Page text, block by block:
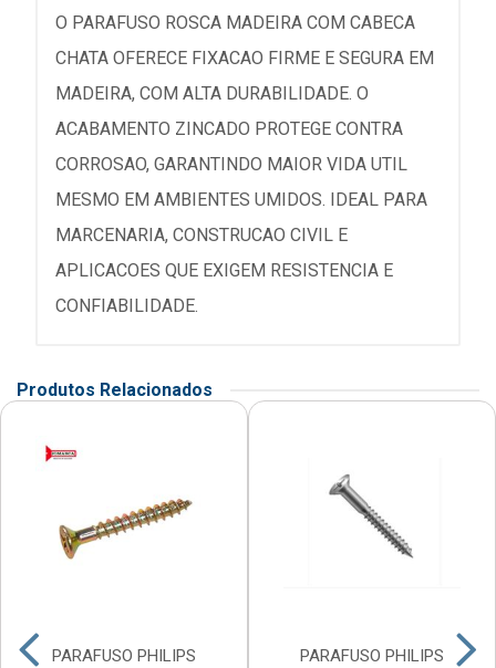
O PARAFUSO ROSCA MADEIRA COM CABECA
CHATA OFERECE FIXACAO FIRME E SEGURA EM
MADEIRA, COM ALTA DURABILIDADE. O
ACABAMENTO ZINCADO PROTEGE CONTRA
CORROSAO, GARANTINDO MAIOR VIDA UTIL
MESMO EM AMBIENTES UMIDOS. IDEAL PARA
MARCENARIA, CONSTRUCAO CIVIL E
APLICACOES QUE EXIGEM RESISTENCIA E
CONFIABILIDADE.
Produtos Relacionados
PARAFUSO PHILIPS
PARAFUSO PHILIPS